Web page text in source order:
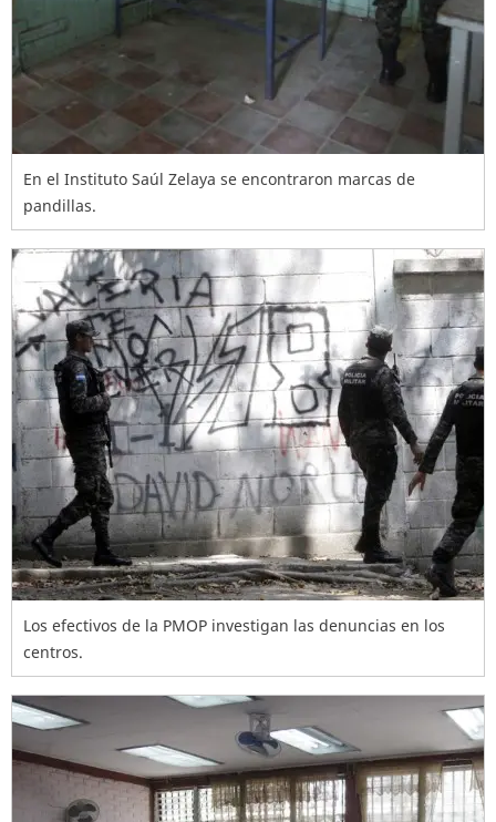
En el Instituto Saúl Zelaya se encontraron marcas de
pandillas.
Los efectivos de la PMOP investigan las denuncias en los
centros.